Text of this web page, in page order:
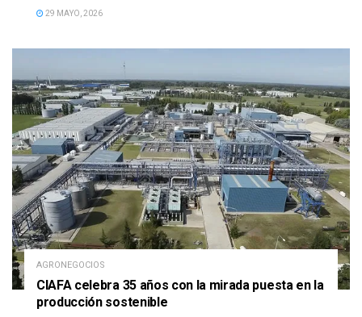
29 MAYO, 2026
AGRONEGOCIOS
CIAFA celebra 35 años con la mirada puesta en la
producción sostenible